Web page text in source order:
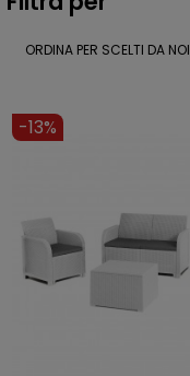
ORDINA PER SCELTI DA NOI
-13%